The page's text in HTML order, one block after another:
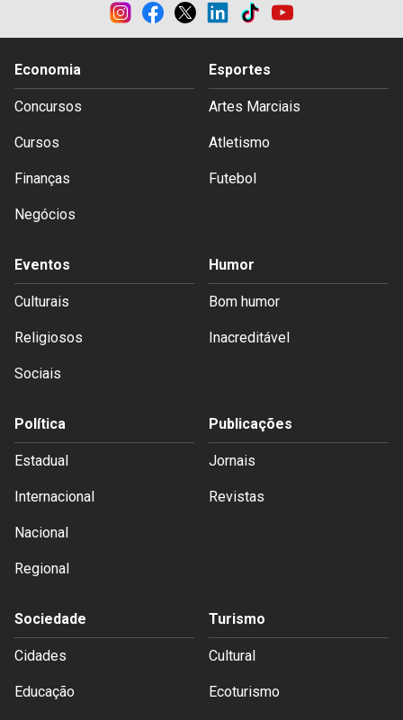
Economia
Concursos
Cursos
Finanças
Negócios
Esportes
Artes Marciais
Atletismo
Futebol
Eventos
Culturais
Religiosos
Sociais
Humor
Bom humor
Inacreditável
Política
Estadual
Internacional
Nacional
Regional
Publicações
Jornais
Revistas
Sociedade
Cidades
Educação
Turismo
Cultural
Ecoturismo